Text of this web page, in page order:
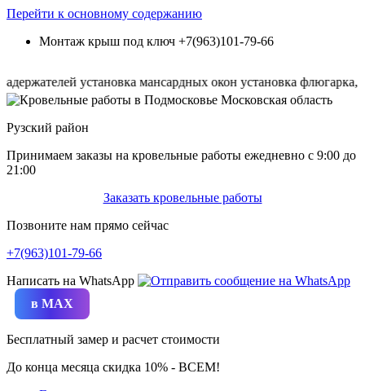
Перейти к основному содержанию
Монтаж крыш под ключ +7(963)101-79-66
установка мансардных окон установка флюгарка,
Рузский район
Принимаем заказы на кровельные работы ежедневно c 9:00 до
21:00
Заказать кровельные работы
Позвоните нам прямо сейчас
+7(963)101-79-66
Написать на WhatsApp
в MAX
Бесплатный замер и расчет стоимости
До конца месяца скидка 10% - ВСЕМ!